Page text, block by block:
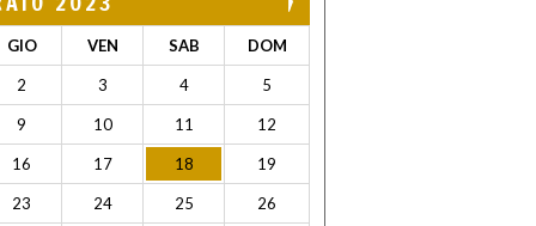
GIO VEN SAB DOM
2 3 4 5
9 10 11 12
16 17 18 19
23 24 25 26